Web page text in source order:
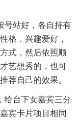
站好，各自持有
格，兴趣爱好，
式，然后依照顺
艺想秀的，也可
荐自己的效果。
台下女嘉宾三分
宾卡片项目相同